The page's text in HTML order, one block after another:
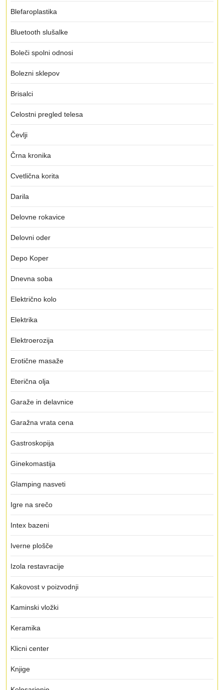
Blefaroplastika
Bluetooth slušalke
Boleči spolni odnosi
Bolezni sklepov
Brisalci
Celostni pregled telesa
Čevlji
Črna kronika
Cvetlična korita
Darila
Delovne rokavice
Delovni oder
Depo Koper
Dnevna soba
Električno kolo
Elektrika
Elektroerozija
Erotične masaže
Eterična olja
Garaže in delavnice
Garažna vrata cena
Gastroskopija
Ginekomastija
Glamping nasveti
Igre na srečo
Intex bazeni
Iverne plošče
Izola restavracije
Kakovost v poizvodnji
Kaminski vložki
Keramika
Klicni center
Knjige